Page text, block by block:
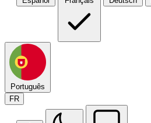
Português
FR